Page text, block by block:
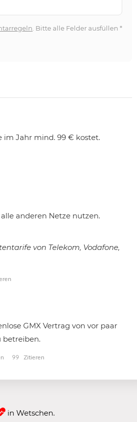
. Bitte alle Felder ausfüllen*
im Jahr mind. 99 € kostet.
anderen Netze nutzen.
von Telekom, Vodafone,
GMX Vertrag von vor paar
betreiben.
Zitieren
in Wetschen.